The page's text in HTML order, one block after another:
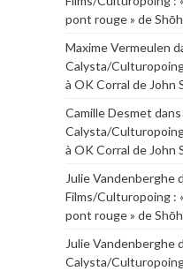
pont rouge » de
Maxime Vermeulen
Calysta/
à OK Corral de John
Camille Desmet dans
Calysta/
à OK Corral de John
Julie Vandenberghe
Films/Culturopoing :
pont rouge » de
Julie Vandenberghe
Calysta/